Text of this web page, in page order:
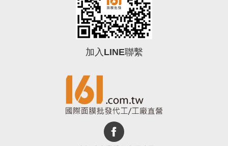
加入LINE聯繫